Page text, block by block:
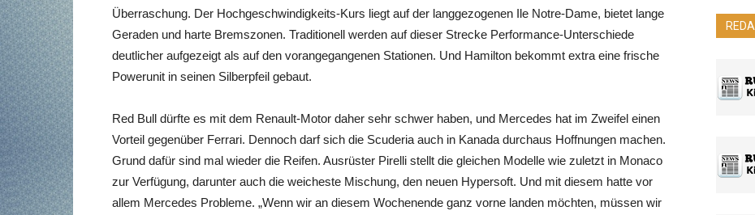
Überraschung. Der Hochgeschwindigkeits-Kurs liegt auf der langgezogenen Ile Notre-Dame, bietet lange
Geraden und harte Bremszonen. Traditionell werden auf dieser Strecke Performance-Unterschiede
deutlicher aufgezeigt als auf den vorangegangenen Stationen. Und Hamilton bekommt extra eine frische
Powerunit in seinen Silberpfeil gebaut.
Red Bull dürfte es mit dem Renault-Motor daher sehr schwer haben, und Mercedes hat im Zweifel einen
Vorteil gegenüber Ferrari. Dennoch darf sich die Scuderia auch in Kanada durchaus Hoffnungen machen.
Grund dafür sind mal wieder die Reifen. Ausrüster Pirelli stellt die gleichen Modelle wie zuletzt in Monaco
zur Verfügung, darunter auch die weicheste Mischung, den neuen Hypersoft. Und mit diesem hatte vor
allem Mercedes Probleme. „Wenn wir an diesem Wochenende ganz vorne landen möchten, müssen wir